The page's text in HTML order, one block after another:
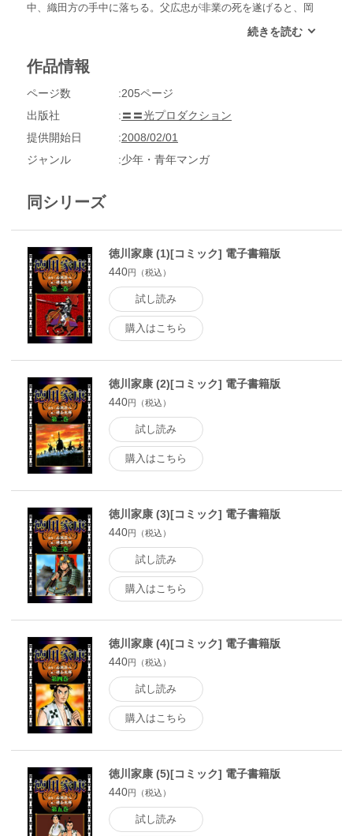
中、織田方の手中に落ちる。父広忠が非業の死を遂げると、岡
れている信長の兄、織田信広との人質交換で、ようやく駿府へ
主従の悲しい運命……その中で竹千代のみがただ一つの救いの
作品情報
ページ数
205ページ
出版社
〓〓光プロダクション
提供開始日
2008/02/01
ジャンル
少年・青年マンガ
同シリーズ
徳川家康 (1)[コミック] 電子書籍版
440円（税込）
試し読み
購入はこちら
徳川家康 (2)[コミック] 電子書籍版
440円（税込）
試し読み
購入はこちら
徳川家康 (3)[コミック] 電子書籍版
440円（税込）
試し読み
購入はこちら
徳川家康 (4)[コミック] 電子書籍版
440円（税込）
試し読み
購入はこちら
徳川家康 (5)[コミック] 電子書籍版
440円（税込）
試し読み